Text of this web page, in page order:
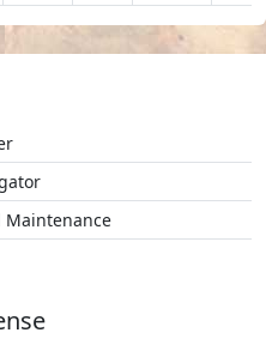
Maintenance